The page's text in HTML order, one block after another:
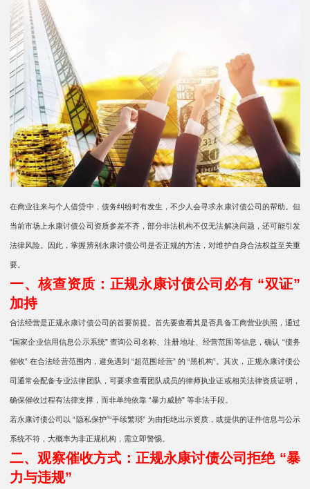
在商业往来与个人借贷中，债务纠纷时有发生，不少人会寻求永康讨债公司的帮助。但
当前市场上永康讨债公司资质参差不齐，部分非法机构不仅无法解决问题，还可能引发
法律风险。因此，掌握辨别永康讨债公司是否正规的方法，对维护自身合法权益至关重
要。
一、核查资质：正规永康讨债公司必有 “双证”
加持
合法经营是正规永康讨债公司的首要前提。首先要查看其是否具备工商营业执照，通过
“国家企业信用信息公示系统” 查询公司名称、注册地址、经营范围等信息，确认 “债务
催收” 在合法经营范围内，避免遇到 “超范围经营” 的 “黑机构”。其次，正规永康讨债公
司通常会配备专业法律团队，可要求查看团队成员的律师执业证或相关法律资质证明，
确保催收过程有法律支撑，而非单纯依靠 “暴力威胁” 等非法手段。
若永康讨债公司以 “隐私保护”“手续繁琐” 为由拒绝出示资质，或提供的证件信息与公示
系统不符，大概率为非正规机构，需立即警惕。
二、观察催收方式：正规永康讨债公司拒绝 “暴
力与违规”